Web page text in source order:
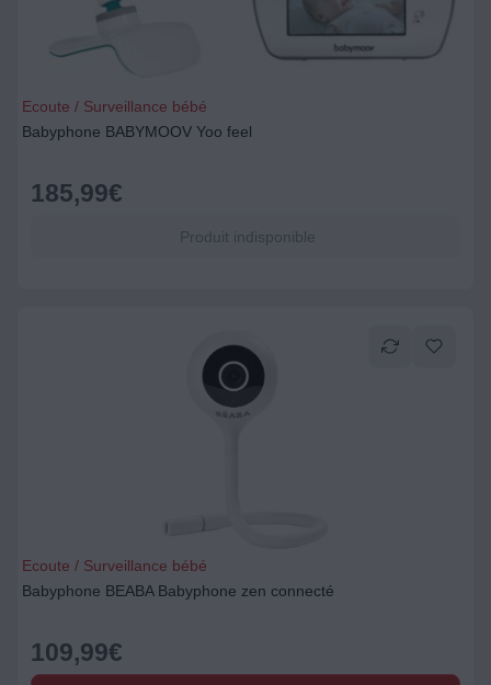
Ecoute / Surveillance bébé
Babyphone BABYMOOV Yoo feel
185,99€
Produit indisponible
Ecoute / Surveillance bébé
Babyphone BEABA Babyphone zen connecté
109,99€